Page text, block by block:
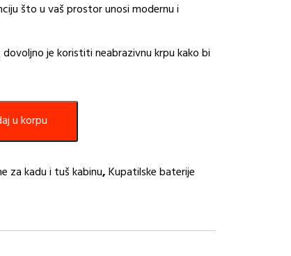
što u vaš prostor unosi modernu i
je koristiti neabrazivnu krpu kako bi
u korpu
za kadu i tuš kabinu,Kupatilske baterije